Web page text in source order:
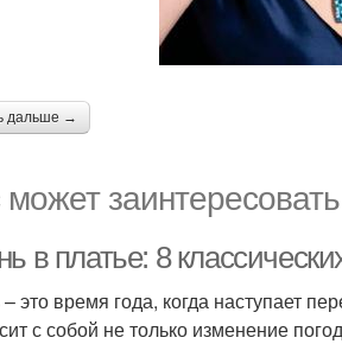
дальше →
заинтересовать
в платье: 8
это время года, когда наступает
с собой не только изменение